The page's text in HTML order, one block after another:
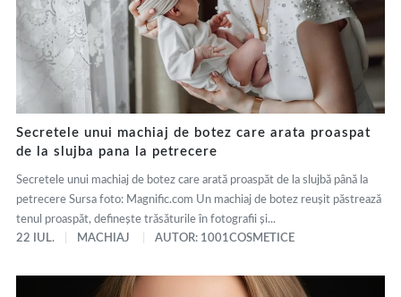
Secretele unui machiaj de botez care arata proaspat
de la slujba pana la petrecere
Secretele unui machiaj de botez care arată proaspăt de la slujbă până la
petrecere Sursa foto: Magnific.com Un machiaj de botez reușit păstrează
tenul proaspăt, definește trăsăturile în fotografii și...
22 IUL.
MACHIAJ AUTOR: 1001COSMETICE